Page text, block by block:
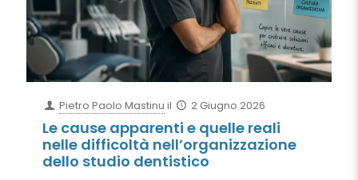
Pietro Paolo Mastinu il 2 Giugno 2026
Le cause apparenti e quelle reali
nelle difficoltà nell’organizzazione
dello studio dentistico